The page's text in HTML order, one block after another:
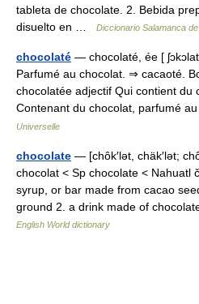
tableta de chocolate. 2. Bebida
disuelto en …
Diccionario Salamanca
chocolaté — chocolaté, ée [
Parfumé au chocolat. ⇒ cacaoté.
chocolatée adjectif Qui contient du
Contenant du chocolat, parfumé
Universelle
chocolate — [chôk′lət, chäk′lət;
chocolat < Sp chocolate < Nahuatl
syrup, or bar made from cacao
ground 2. a drink made of
English World dictionary